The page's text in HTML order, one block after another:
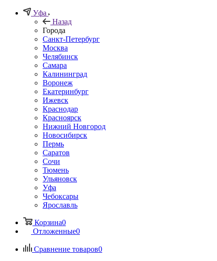
Уфа
Назад
Города
Санкт-Петербург
Москва
Челябинск
Самара
Калининград
Воронеж
Екатеринбург
Ижевск
Краснодар
Красноярск
Нижний Новгород
Новосибирск
Пермь
Саратов
Сочи
Тюмень
Ульяновск
Уфа
Чебоксары
Ярославль
Корзина0
Отложенные0
Сравнение товаров0